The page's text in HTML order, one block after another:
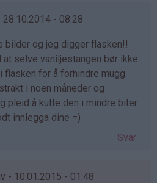
28.10.2014 - 08:28
bilder og jeg digger flasken!!
selve vaniljestangen bør ikke
for å forhindre mugg.
i noen måneder og
pleid å kutte den i mindre biter.
innlegga dine =)
Svar
- 10.01.2015 - 01:48